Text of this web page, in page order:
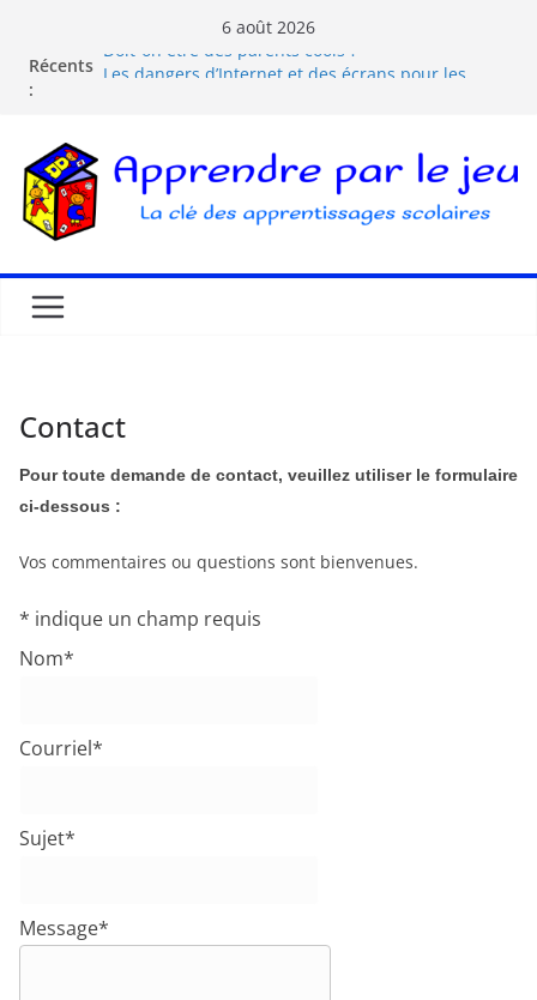
6 août 2026
Récents
:
Doit-on être des parents cools ?
Les dangers d’Internet et des écrans pour les
La pédagogie Montessori est-elle ludique ?
Comprendre la courbe de l’oubli
Contact
Pour toute demande de contact, veuillez utiliser le formulaire
ci-dessous :
Vos commentaires ou questions sont bienvenues.
* indique un champ requis
Nom*
Courriel*
Sujet*
Message*